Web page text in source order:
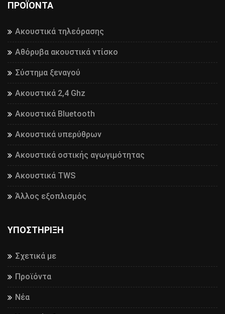
ΠΡΟΪΌΝΤΑ
Ακουστικά τηλεόρασης
Αθόρυβα ακουστικά ντίσκο
Σύστημα ξεναγού
Ακουστικά 2,4 Ghz
Ακουστικά Bluetooth
Ακουστικά υπερύθρων
Ακουστικά οστικής αγωγιμότητας
Ακουστικά TWS
Άλλος εξοπλισμός
ΥΠΟΣΤΉΡΙΞΗ
Σχετικά με
Προϊόντα
Νέα